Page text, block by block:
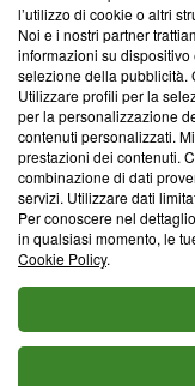
Corporate
Redazione
Informativa Privacy
Cookie Policy
Blasting SA, IDI
Lugano (Svizzera)
© 2026 Blasting News
l’utilizzo di cookie o altri
Noi e i nostri partner
informazioni su
selezione della pubblicità.
Utilizzare profili per la
per la personalizzazione
contenuti personalizzati.
prestazioni dei contenuti.
combinazione di dati
servizi. Utilizzare dati
Per conoscere nel
in qualsiasi momento, le
Cookie Policy.